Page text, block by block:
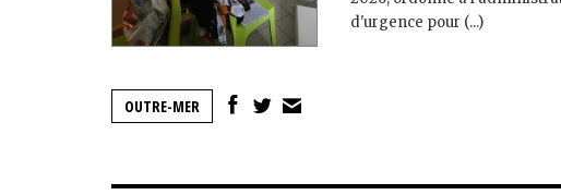
d'urgence pour (...)
OUTRE-MER